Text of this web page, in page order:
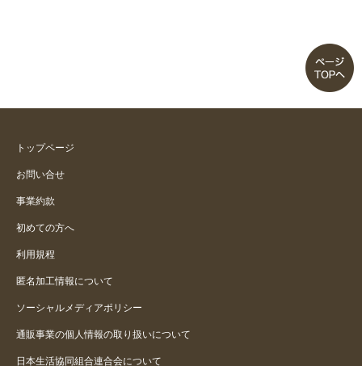
再度購入
２枚で９０センチ 畳にぴったり
トップページ
お問い合せ
事業約款
初めての方へ
利用規程
匿名加工情報について
ソーシャルメディアポリシー
通販事業の個人情報の取り扱いについて
日本生活協同組合連合会について